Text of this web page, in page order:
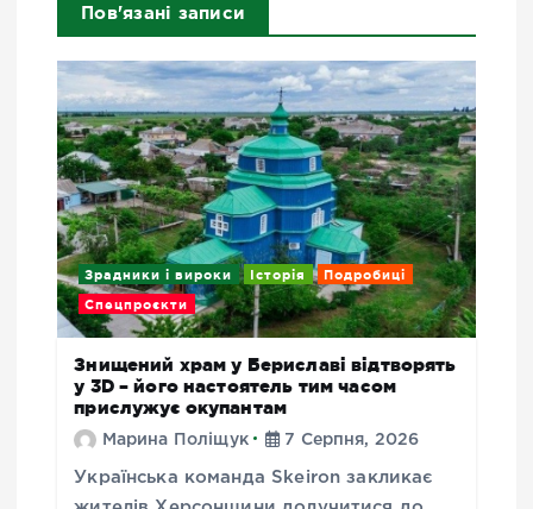
Пов'язані записи
Зрадники і вироки Історія Подробиці
Спецпроєкти
Знищений храм у Бериславі відтворять
у 3D – його настоятель тим часом
прислужує окупантам
Марина Поліщук 7 Серпня, 2026
Українська команда Skeiron закликає